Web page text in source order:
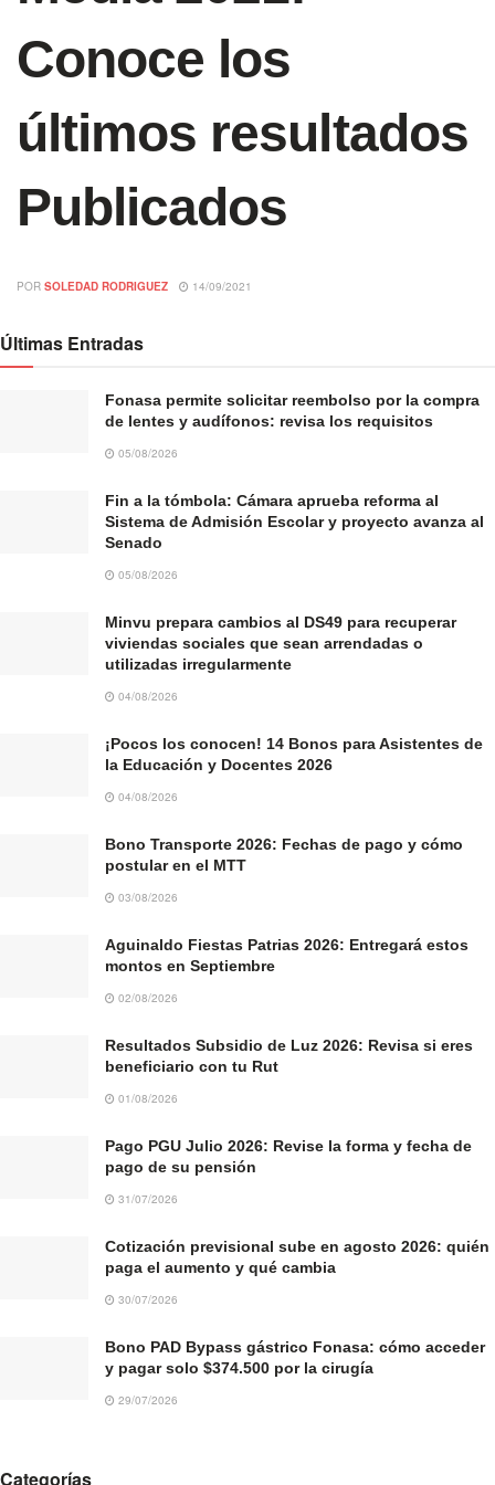
Conoce los
últimos resultados
Publicados
POR SOLEDAD RODRIGUEZ 14/09/2021
Últimas Entradas
Fonasa permite solicitar reembolso por la compra
de lentes y audífonos: revisa los requisitos
05/08/2026
Fin a la tómbola: Cámara aprueba reforma al
Sistema de Admisión Escolar y proyecto avanza al
Senado
05/08/2026
Minvu prepara cambios al DS49 para recuperar
viviendas sociales que sean arrendadas o
utilizadas irregularmente
04/08/2026
¡Pocos los conocen! 14 Bonos para Asistentes de
la Educación y Docentes 2026
04/08/2026
Bono Transporte 2026: Fechas de pago y cómo
postular en el MTT
03/08/2026
Aguinaldo Fiestas Patrias 2026: Entregará estos
montos en Septiembre
02/08/2026
Resultados Subsidio de Luz 2026: Revisa si eres
beneficiario con tu Rut
01/08/2026
Pago PGU Julio 2026: Revise la forma y fecha de
pago de su pensión
31/07/2026
Cotización previsional sube en agosto 2026: quién
paga el aumento y qué cambia
30/07/2026
Bono PAD Bypass gástrico Fonasa: cómo acceder
y pagar solo $374.500 por la cirugía
29/07/2026
Categorías